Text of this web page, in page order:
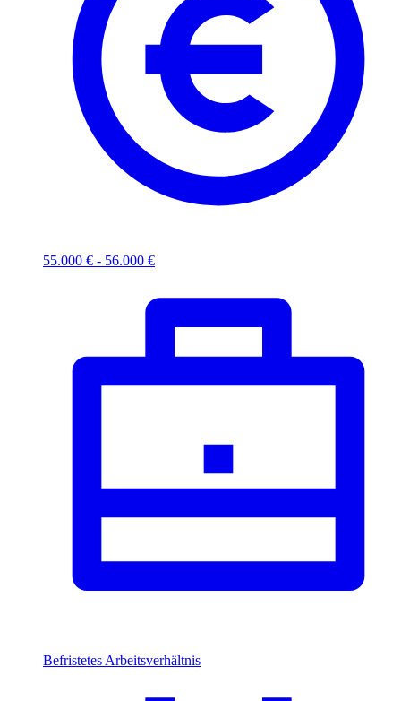
55.000 € - 56.000 €
Befristetes Arbeitsverhältnis